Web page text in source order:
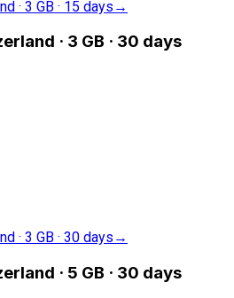
· 3 GB · 15 days →
· 3 GB · 30 days
· 3 GB · 30 days →
· 5 GB · 30 days